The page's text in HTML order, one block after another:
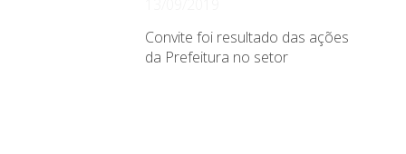
Convite foi resultado das ações
da Prefeitura no setor